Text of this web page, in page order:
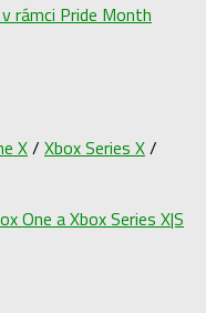
rámci Pride Month
X/ Xbox Series X/
One a Xbox Series X|S